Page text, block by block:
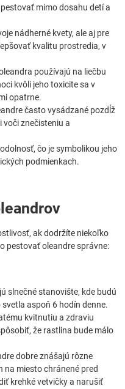
mimo dosahu detí a
nádherné kvety, ale aj pre
kvalitu prostredia, v
používajú na liečbu
kvôli jeho toxicite sa v
opatrne.
často vysádzané pozdĺž
voči znečisteniu a
čo je symbolikou jeho
podmienkach.
ak dodržíte niekoľko
pestovať oleandre správne:
slnečné stanovište, kde budú
aspoň 6 hodín denne.
kvitnutiu a zdraviu
že rastlina bude málo
dobre znášajú rôzne
na miesto chránené pred
krehké vetvičky a narušiť